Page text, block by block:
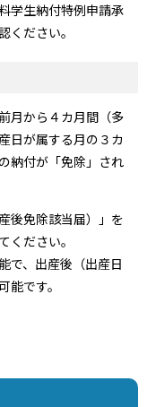
学生納付特例申請承
ください。
月から４カ月間（多
日が属する月の３カ
納付が「免除」され
後免除該当届）」を
ください。
で、出産後（出産日
です。